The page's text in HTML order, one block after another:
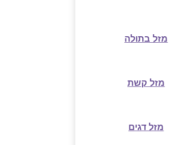
מזל בתולה
מזל קשת
מזל דגים